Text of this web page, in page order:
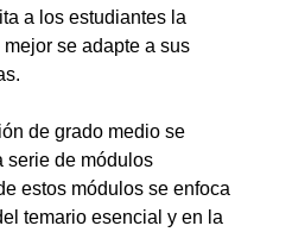
a los estudiantes la
se adapte a sus
de grado medio se
serie de módulos
estos módulos se enfoca
temario esencial y en la